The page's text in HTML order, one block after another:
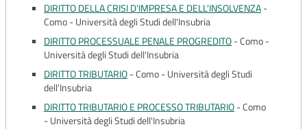
DIRITTO DELLA CRISI D'IMPRESA E DELL'INSOLVENZA-
Como - Università degli Studi dell'Insubria
DIRITTO PROCESSUALE PENALE PROGREDITO-Como -
Università degli Studi dell'Insubria
DIRITTO TRIBUTARIO-Como - Università degli Studi
dell'Insubria
DIRITTO TRIBUTARIO E PROCESSO TRIBUTARIO-Como
- Università degli Studi dell'Insubria